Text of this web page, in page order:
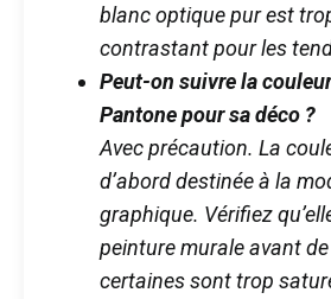
blanc optique pur est
contrastant pour les
Peut-on suivre la couleur
Pantone pour sa déco ?
Avec précaution. La
d’abord destinée à la
graphique. Vérifiez
peinture murale avant
certaines sont trop